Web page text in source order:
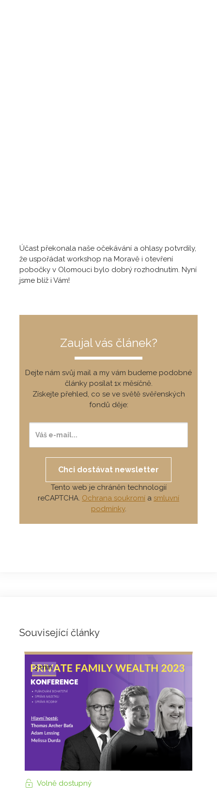
Účast překonala naše očekávání a ohlasy potvrdily,
že uspořádat workshop na Moravě i otevření
pobočky v Olomouci bylo dobrý rozhodnutím. Nyní
jsme blíž i Vám!
Zaujal vás článek?
Dejte nám svůj mail a my vám budeme podobné
články posílat 1x měsíčně.
Získejte přehled, co se ve světě svěřenských
fondů děje:
Chci dostávat newsletter
Tento web je chráněn technologií
reCAPTCHA. Ochrana soukromí a smluvní
podmínky.
Související články
Volně dostupný
3 min.